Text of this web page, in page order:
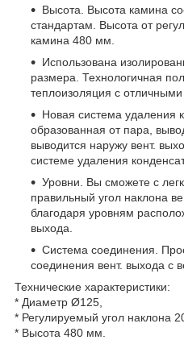
Высота. Высота камина
стандартам. Высота от
камина 480 мм.
Использована
размера. Технологичная
теплоизоляция с
Новая система удаления
образованная от пара,
выводится наружу вент.
системе удаления
Уровни. Вы сможете с
правильный угол наклона
благодаря уровням
выхода.
Система соединения.
соединения вент. выхода с
Технические характеристики:
* Диаметр Ø125,
* Регулируемый угол наклона
* Высота 480 мм.